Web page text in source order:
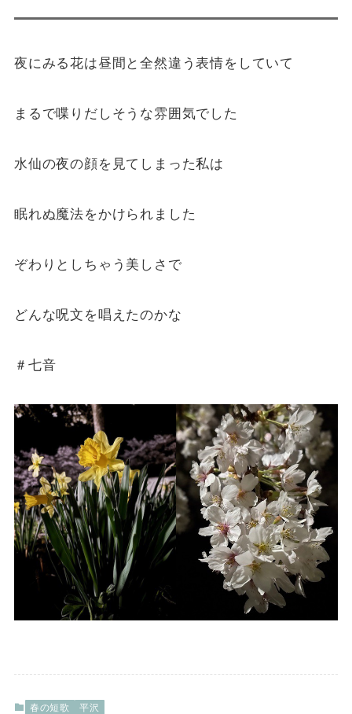
夜にみる花は昼間と全然違う表情をしていて
まるで喋りだしそうな雰囲気でした
水仙の夜の顔を見てしまった私は
眠れぬ魔法をかけられました
ぞわりとしちゃう美しさで
どんな呪文を唱えたのかな
＃七音
春の短歌 平沢